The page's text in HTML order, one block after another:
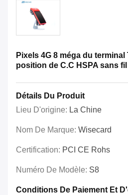
Pixels 4G 8 méga du terminal
position de C.C HSPA sans
Détails Du Produit
Lieu D'origine: La Chine
Nom De Marque: Wisecard
Certification: PCI CE Rohs
Numéro De Modèle: S8
Conditions De Paiement Et